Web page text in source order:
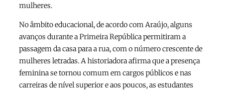
mulheres.
No âmbito educacional, de acordo com Araújo, alguns
avanços durante a Primeira República permitiram a
passagem da casa para a rua, com o número crescente de
mulheres letradas. A historiadora afirma que a presença
feminina se tornou comum em cargos públicos e nas
carreiras de nível superior e aos poucos, as estudantes